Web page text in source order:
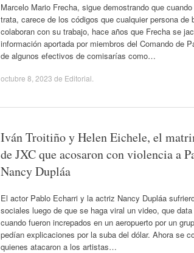
Marcelo Mario Frecha, sigue demostrando que
trata, carece de los códigos que cualquier persona de
colaboran con su trabajo, hace años que Frecha se
información aportada por miembros del Comando de
de algunos efectivos de comisarías como…
octubre 8, 2023 de Editorial
Iván Troitiño y Helen Eichele, el
de JXC que acosaron con violencia a
Nancy Dupláa
El actor Pablo Echarri y la actriz Nancy Dupláa
sociales luego de que se haga viral un video, que
cuando fueron increpados en un aeropuerto por un
pedían explicaciones por la suba del dólar. Ahora se
quienes atacaron a los artistas…